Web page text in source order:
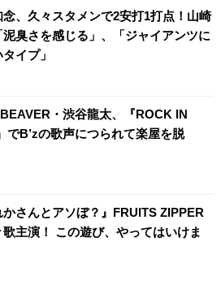
念、久々スタメンで2安打1打点！山崎
泥臭さを感じる」、「ジャイアンツに
イプ」
・渋谷龍太、『ROCK IN
でB’zの歌声につられて楽屋を脱
かさんとアソぼ？』FRUITS ZIPPER
主演！ この遊び、やってはいけま